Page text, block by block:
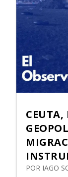
CEUTA,
POR IAGO